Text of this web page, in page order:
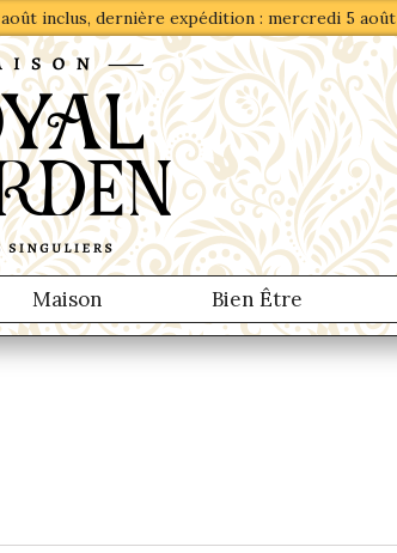
inclus, dernière expédition : mercredi 5 août
Maison Bien Être